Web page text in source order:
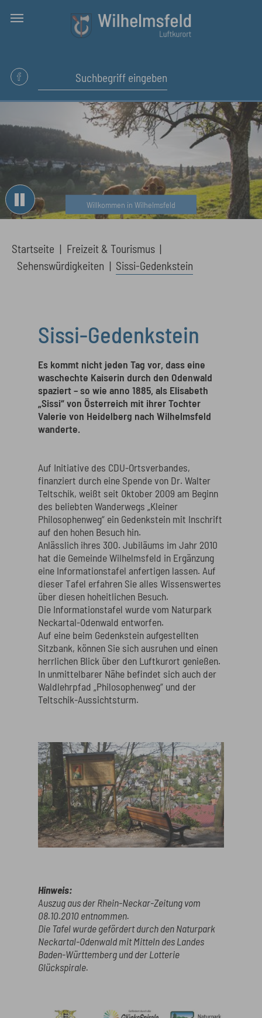
Willkommen in Wilhelmsfeld
Startseite
Freizeit & Tourismus
Sehenswürdigkeiten
Sissi-Gedenkstein
Sissi-Gedenkstein
Es kommt nicht jeden Tag vor, dass eine
waschechte Kaiserin durch den Odenwald
spaziert – so wie anno 1885, als Elisabeth
„Sissi“ von Österreich mit ihrer Tochter
Valerie von Heidelberg nach Wilhelmsfeld
wanderte.
Auf Initiative des CDU-Ortsverbandes,
finanziert durch eine Spende von Dr. Walter
Teltschik, weißt seit Oktober 2009 am Beginn
des beliebten Wanderwegs „Kleiner
Philosophenweg“ ein Gedenkstein mit Inschrift
auf den hohen Besuch hin.
Anlässlich ihres 300. Jubiläums im Jahr 2010
hat die Gemeinde Wilhelmsfeld in Ergänzung
eine Informationstafel anfertigen lassen. Auf
dieser Tafel erfahren Sie alles Wissenswertes
über diesen hoheitlichen Besuch.
Die Informationstafel wurde vom Naturpark
Neckartal-Odenwald entworfen.
Auf eine beim Gedenkstein aufgestellten
Sitzbank, können Sie sich ausruhen und einen
herrlichen Blick über den Luftkurort genießen.
In unmittelbarer Nähe befindet sich auch der
Waldlehrpfad „Philosophenweg“ und der
Teltschik-Aussichtsturm.
Hinweis:
Auszug aus der Rhein-Neckar-Zeitung vom
08.10.2010 entnommen.
Die Tafel wurde gefördert durch den Naturpark
Neckartal-Odenwald mit Mitteln des Landes
Baden-Württemberg und der Lotterie
Glückspirale.